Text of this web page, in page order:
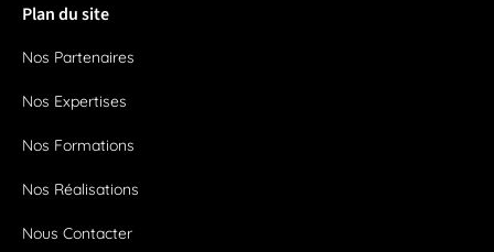
Plan du site
Nos Partenaires
Nos Expertises
Nos Formations
Nos Réalisations
Nous Contacter